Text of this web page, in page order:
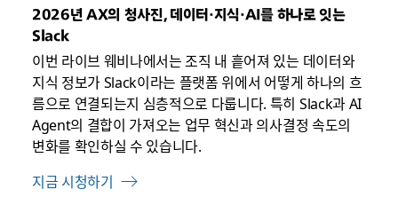
2026년 AX의 청사진, 데이터·지식·AI를 하나로 잇는
Slack
이번 라이브 웨비나에서는 조직 내 흩어져 있는 데이터와
지식 정보가 Slack이라는 플랫폼 위에서 어떻게 하나의 흐
름으로 연결되는지 심층적으로 다룹니다. 특히 Slack과 AI
Agent의 결합이 가져오는 업무 혁신과 의사결정 속도의
변화를 확인하실 수 있습니다.
지금 시청하기